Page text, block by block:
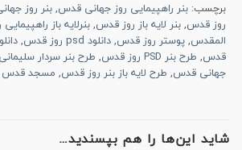
برچسب: بنر راهپیمایی روز جهانی قدس, بنر روز
روز قدس, بنر لایه باز روز قدس, بنرلایه باز
المقدس, پوستر روز قدس, دانلود psd روز قدس ,
قدس, طرح بنر PSD روز قدس , طرح بنر سردار سلیمانی
جهانی قدس, طرح لایه باز بنر روز قدس, مسجد قدس
شاید این‌ها را هم بپسندید…